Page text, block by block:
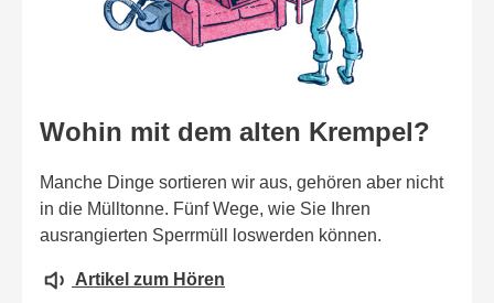
Wohin mit dem alten Krempel?
Manche Dinge sortieren wir aus, gehören aber nicht
in die Mülltonne. Fünf Wege, wie Sie Ihren
ausrangierten Sperrmüll loswerden können.
Artikel zum Hören